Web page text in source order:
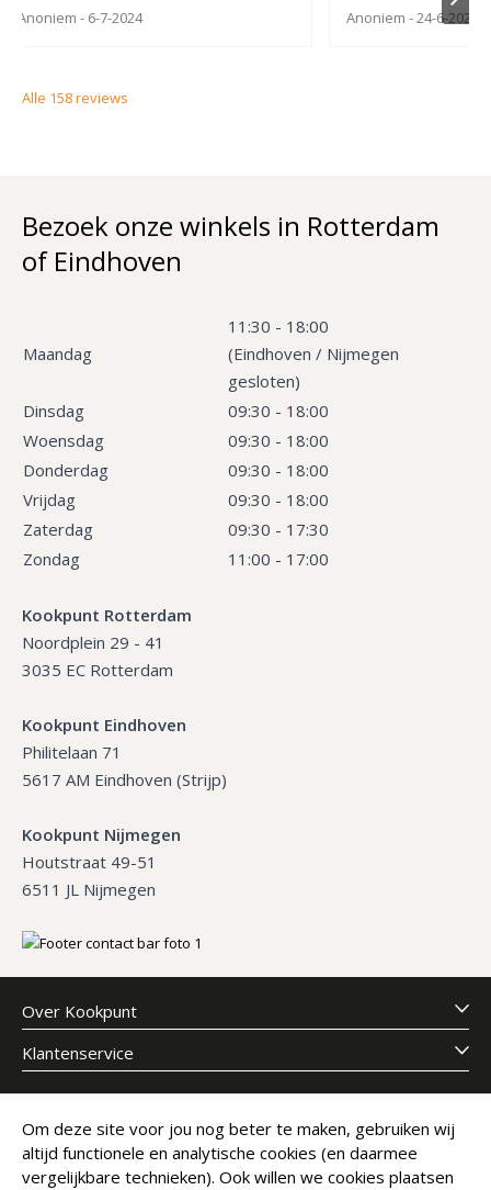
Anoniem - 6-7-2024 Anoniem- 24-6-2024
Alle 158reviews
Bezoek onze winkels in Rotterdam
of Eindhoven
Maandag
11:30 - 18:00
(Eindhoven / Nijmegen
gesloten)
Dinsdag
09:30 - 18:00
Woensdag
09:30 - 18:00
Donderdag
09:30 - 18:00
Vrijdag
09:30 - 18:00
Zaterdag
09:30 - 17:30
Zondag
11:00 - 17:00
Kookpunt Rotterdam
Noordplein 29 - 41
3035 EC Rotterdam
Kookpunt Eindhoven
Philitelaan 71
5617 AM Eindhoven (Strijp)
Kookpunt Nijmegen
Houtstraat 49-51
6511 JL Nijmegen
Over Kookpunt
Klantenservice
Meld je aan voor onze nieuwsbrief
E-mailadres
Abonneer
Om deze site voor jou nog beter te maken, gebruiken wij
altijd functionele en analytische cookies (en daarmee
vergelijkbare technieken). Ook willen we cookies plaatsen